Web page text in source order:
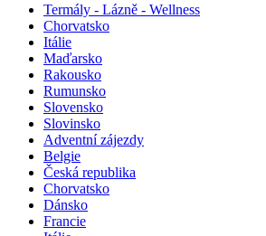
Termály - Lázně - Wellness
Chorvatsko
Itálie
Maďarsko
Rakousko
Rumunsko
Slovensko
Slovinsko
Adventní zájezdy
Belgie
Česká republika
Chorvatsko
Dánsko
Francie